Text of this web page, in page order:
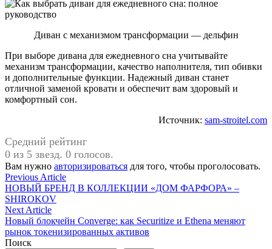
Диван с механизмом трансформации — дельфин
При выборе дивана для ежедневного сна учитывайте
механизм трансформации, качество наполнителя, тип обивки
и дополнительные функции. Надежный диван станет
отличной заменой кровати и обеспечит вам здоровый и
комфортный сон.
Источник: sam-stroitel.com
Средний рейтинг
0 из 5 звезд. 0 голосов.
Вам нужно авторизироваться для того, чтобы проголосовать.
Навигация
по
записям
Previous ArticlePrevious
article:
НОВЫЙ БРЕНД В КОЛЛЕКЦИИ «ДОМ ФАРФОРА» –
SHIROKOV
Next ArticleNext
article:
Новый блокчейн Converge: как Securitize и Ethena меняют
рынок токенизированных активов
Поиск